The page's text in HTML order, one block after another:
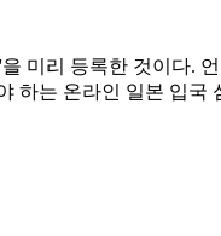
미리 등록한 것이다.
는 온라인 일본 입국